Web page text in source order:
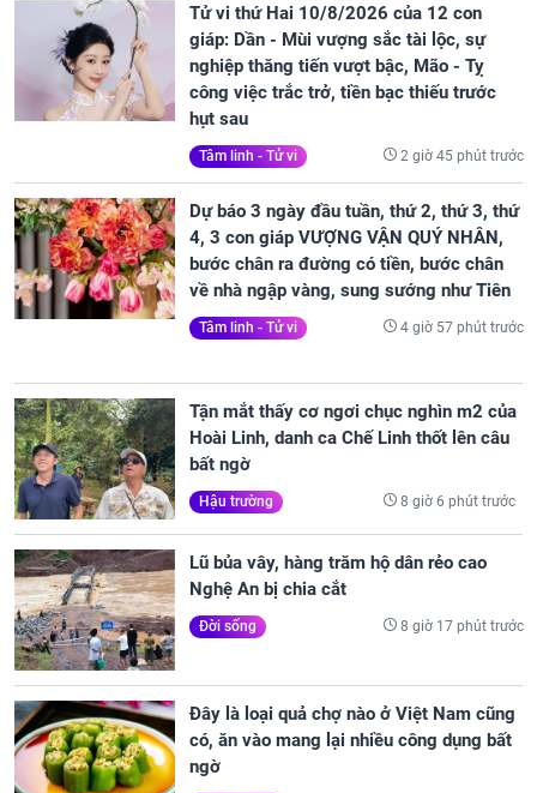
Tử vi thứ Hai 10/8/2026 của 12 con
giáp: Dần - Mùi vượng sắc tài lộc, sự
nghiệp thăng tiến vượt bậc, Mão - Tỵ
công việc trắc trở, tiền bạc thiếu trước
hụt sau
Tâm linh - Tử vi 2 giờ 45 phút trước
Dự báo 3 ngày đầu tuần, thứ 2, thứ 3, thứ
4, 3 con giáp VƯỢNG VẬN QUÝ NHÂN,
bước chân ra đường có tiền, bước chân
về nhà ngập vàng, sung sướng như Tiên
Tâm linh - Tử vi 4 giờ 57 phút trước
Tận mắt thấy cơ ngơi chục nghìn m2 của
Hoài Linh, danh ca Chế Linh thốt lên câu
bất ngờ
Hậu trường 8 giờ 6 phút trước
Lũ bủa vây, hàng trăm hộ dân rẻo cao
Nghệ An bị chia cắt
Đời sống 8 giờ 17 phút trước
Đây là loại quả chợ nào ở Việt Nam cũng
có, ăn vào mang lại nhiều công dụng bất
ngờ